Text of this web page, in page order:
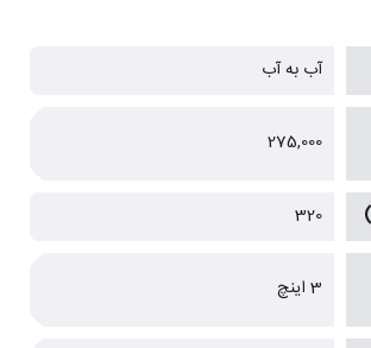
آب به آب
275,000
320
3 اینچ